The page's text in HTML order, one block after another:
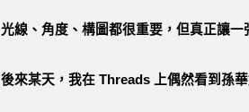
光線、角度、構圖都很重要，但真正讓
後來某天，我在 Threads 上偶然看到孫